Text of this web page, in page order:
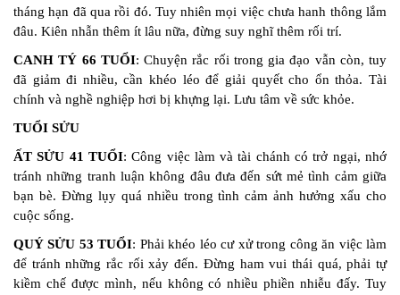
tháng hạn đã qua rồi đó. Tuy nhiên mọi việc chưa hanh thông lắm
đâu. Kiên nhẫn thêm ít lâu nữa, đừng suy nghĩ thêm rối trí.
CANH TÝ 66 TUỔI: Chuyện rắc rối trong gia đạo vẫn còn, tuy
đã giảm đi nhiều, cần khéo léo để giải quyết cho ổn thỏa. Tài
chính và nghề nghiệp hơi bị khựng lại. Lưu tâm về sức khỏe.
TUỔI SỬU
ẤT SỬU 41 TUỔI: Công việc làm và tài chánh có trở ngại, nhớ
tránh những tranh luận không đâu đưa đến sứt mẻ tình cảm giữa
bạn bè. Đừng lụy quá nhiều trong tình cảm ảnh hưởng xấu cho
cuộc sống.
QUÝ SỬU 53 TUỔI: Phải khéo léo cư xử trong công ăn việc làm
để tránh những rắc rối xảy đến. Đừng ham vui thái quá, phải tự
kiềm chế được mình, nếu không có nhiều phiền nhiễu đấy. Tuy